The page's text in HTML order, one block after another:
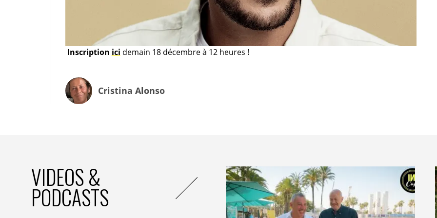
Inscription ici demain 18 décembre à 12 heures !
Cristina Alonso
VIDEOS &
PODCASTS